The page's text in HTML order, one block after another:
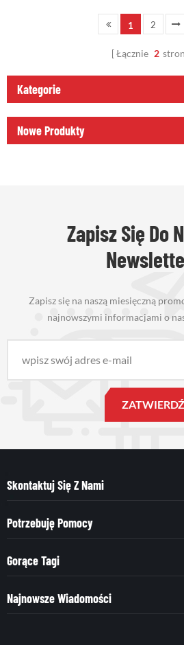
1 2
Łącznie 2
Kategorie
Nowe Produkty
Zapisz Się Do
Zapisz się na naszą miesięczną
najnowszymi informacjami o
Skontaktuj Się Z Nami
Potrzebuję Pomocy
Gorące Tagi
Najnowsze Wiadomości